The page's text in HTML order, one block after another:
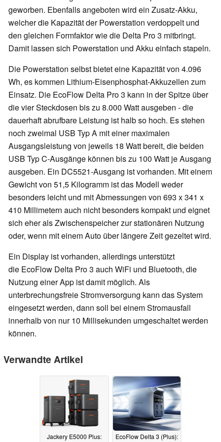
geworben. Ebenfalls angeboten wird ein Zusatz-Akku,
welcher die Kapazität der Powerstation verdoppelt und
den gleichen Formfaktor wie die Delta Pro 3 mitbringt.
Damit lassen sich Powerstation und Akku einfach stapeln.
Die Powerstation selbst bietet eine Kapazität von 4.096
Wh, es kommen Lithium-Eisenphosphat-Akkuzellen zum
Einsatz. Die EcoFlow Delta Pro 3 kann in der Spitze über
die vier Steckdosen bis zu 8.000 Watt ausgeben - die
dauerhaft abrufbare Leistung ist halb so hoch. Es stehen
noch zweimal USB Typ A mit einer maximalen
Ausgangsleistung von jeweils 18 Watt bereit, die beiden
USB Typ C-Ausgänge können bis zu 100 Watt je Ausgang
ausgeben. Ein DC5521-Ausgang ist vorhanden. Mit einem
Gewicht von 51,5 Kilogramm ist das Modell weder
besonders leicht und mit Abmessungen von 693 x 341 x
410 Millimetern auch nicht besonders kompakt und eignet
sich eher als Zwischenspeicher zur stationären Nutzung
oder, wenn mit einem Auto über längere Zeit gezeltet wird.
Ein Display ist vorhanden, allerdings unterstützt
die EcoFlow Delta Pro 3 auch WiFi und Bluetooth, die
Nutzung einer App ist damit möglich. Als
unterbrechungsfreie Stromversorgung kann das System
eingesetzt werden, dann soll bei einem Stromausfall
innerhalb von nur 10 Millisekunden umgeschaltet werden
können.
Verwandte Artikel
Jackery E5000 Plus:
EcoFlow Delta 3 (Plus):